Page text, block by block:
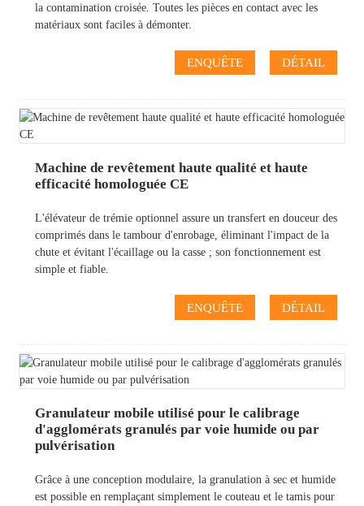
la contamination croisée. Toutes les pièces en contact avec les
matériaux sont faciles à démonter.
ENQUÊTE DÉTAIL
Machine de revêtement haute qualité et haute
efficacité homologuée CE
L'élévateur de trémie optionnel assure un transfert en douceur des
comprimés dans le tambour d'enrobage, éliminant l'impact de la
chute et évitant l'écaillage ou la casse ; son fonctionnement est
simple et fiable.
ENQUÊTE DÉTAIL
Granulateur mobile utilisé pour le calibrage
d'agglomérats granulés par voie humide ou par
pulvérisation
Grâce à une conception modulaire, la granulation à sec et humide
est possible en remplaçant simplement le couteau et le tamis pour